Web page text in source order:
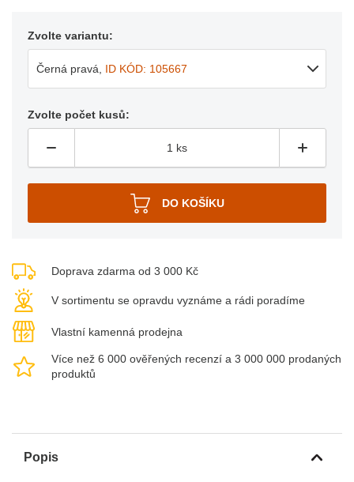
Zvolte variantu:
Černá pravá, ID KÓD: 105667
Zvolte počet kusů:
Doprava zdarma od 3 000 Kč
V sortimentu se opravdu vyznáme a rádi poradíme
Vlastní kamenná prodejna
Více než 6 000 ověřených recenzí a 3 000 000 prodaných
produktů
Popis